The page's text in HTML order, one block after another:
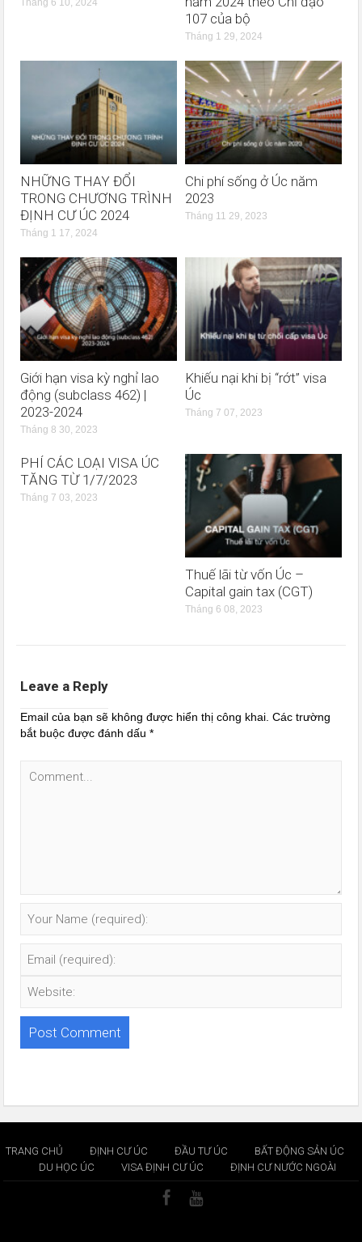
Tháng 6 10, 2024
107 của bộ
Tháng 1 29, 2024
NHỮNG THAY ĐỔI
TRONG CHƯƠNG TRÌNH
ĐỊNH CƯ ÚC 2024
Tháng 1 17, 2024
Chi phí sống ở Úc năm
2023
Tháng 11 29, 2023
Giới hạn visa kỳ nghỉ lao
động (subclass 462) |
2023-2024
Tháng 8 30, 2023
Khiếu nại khi bị “rớt” visa
Úc
Tháng 7 07, 2023
PHÍ CÁC LOẠI VISA ÚC
TĂNG TỪ 1/7/2023
Tháng 7 03, 2023
Thuế lãi từ vốn Úc –
Capital gain tax (CGT)
Tháng 6 08, 2023
Leave a Reply
Email của bạn sẽ không được hiển thị công khai. Các trường
bắt buộc được đánh dấu*
TRANG CHỦ ĐỊNH CƯ ÚC ĐẦU TƯ ÚC
BẤT ĐỘNG SẢN ÚC
DU HỌC ÚC
VISA ĐỊNH CƯ ÚC ĐỊNH CƯ NƯỚC NGOÀI